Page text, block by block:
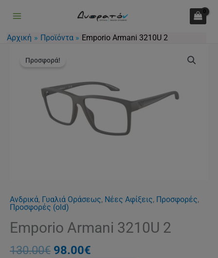
περιεχόμενο
Αρχική Προϊόντα Emporio Armani 3210U 2
Προσφορά!
Ανδρικά, Γυαλιά Οράσεως, Νέες Αφίξεις, Προσφορές,
Προσφορές (old)
Emporio Armani 3210U 2
130.00€
price
130.00€.
98.00€
είναι:
98.00€.
Armani
2